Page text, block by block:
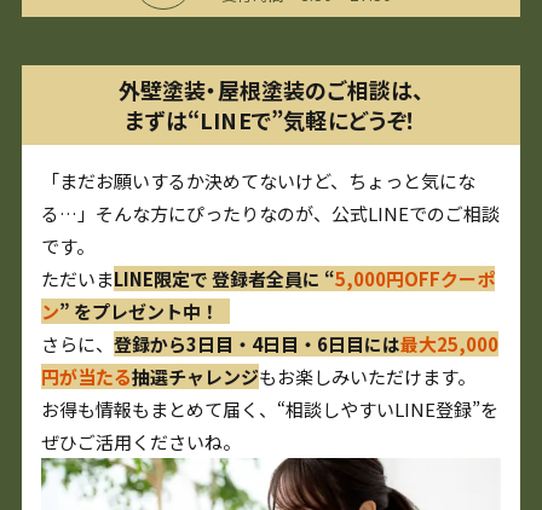
外壁塗装・屋根塗装のご相談は、
まずは“LINEで”気軽にどうぞ！
「まだお願いするか決めてないけど、ちょっと気にな
る…」そんな方にぴったりなのが、公式LINEでのご相談
です。
ただいまLINE限定で 登録者全員に “5,000円OFFクーポ
ン” をプレゼント中！
さらに、登録から3日目・4日目・6日目には最大25,000
円が当たる抽選チャレンジもお楽しみいただけます。
お得も情報もまとめて届く、“相談しやすいLINE登録”を
ぜひご活用くださいね。